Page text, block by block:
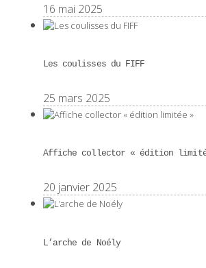
16 mai 2025
Les coulisses du FIFF
25 mars 2025
Affiche collector « édition
20 janvier 2025
L’arche de Noély